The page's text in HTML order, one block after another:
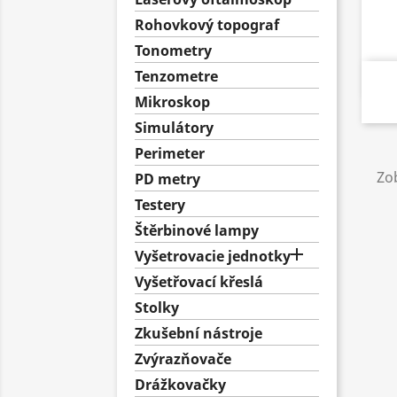
Rohovkový topograf
Tonometry
Tenzometre
Mikroskop
Simulátory
Perimeter
PD metry
Testery
Štěrbinové lampy
Vyšetrovacie jednotky
Vyšetřovací křeslá
Stolky
Zkušební nástroje
Zvýrazňovače
Drážkovačky